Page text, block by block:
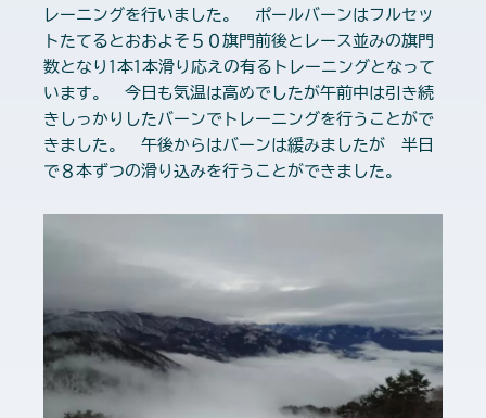
レーニングを行いました。 ポールバーンはフルセッ
トたてるとおおよそ５０旗門前後とレース並みの旗門
数となり1本1本滑り応えの有るトレーニングとなって
います。 今日も気温は高めでしたが午前中は引き続
きしっかりしたバーンでトレーニングを行うことがで
きました。 午後からはバーンは緩みましたが 半日
で８本ずつの滑り込みを行うことができました。